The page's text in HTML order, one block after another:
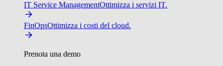
IT Service ManagementOttimizza i servizi IT.
FinOpsOttimizza i costi del cloud.
Prenota una demo